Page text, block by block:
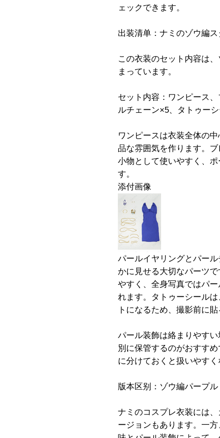
ェックできます。
出装清单：ナミのゾウ編
この衣装のセット内容は
まっています。
セット内容：ワンピース
ルチェーン×5、タトゥー
ワンピースは衣装全体の
品な雰囲気を作ります。
小物として使いやすく、
す。
添付画像
パールイヤリングとパー
かに見せる大切なパーツ
やすく、全身写真ではパ
れます。タトゥーシール
トになるため、撮影前に
パール装飾は絡まりやす
別に保管するのがおすす
に分けておくと扱いやす
版本区别：ゾウ編パープ
ナミのコスプレ衣装には
ージョンもあります。一